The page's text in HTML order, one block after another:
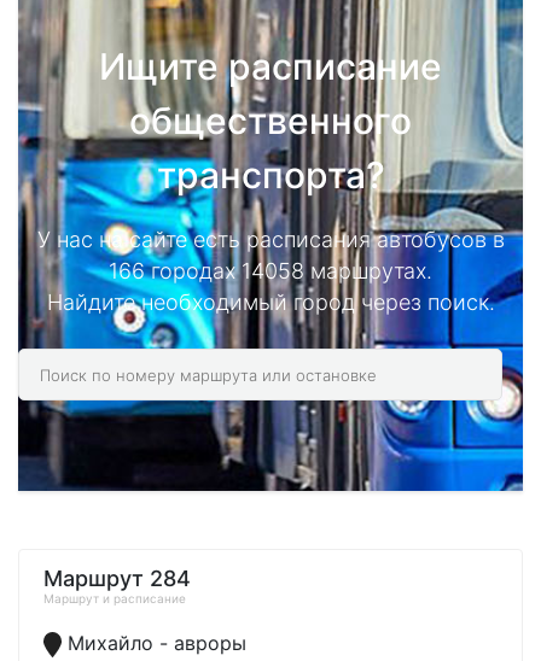
Ищите расписание
общественного
транспорта?
У нас на сайте есть расписания автобусов в
166 городах 14058 маршрутах.
Найдите необходимый город через поиск.
Маршрут 284
Маршрут и расписание
Михайло - авроры